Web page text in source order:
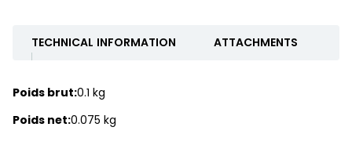
TECHNICAL INFORMATION ATTACHMENTS
Poids brut:0.1 kg
Poids net:0.075 kg